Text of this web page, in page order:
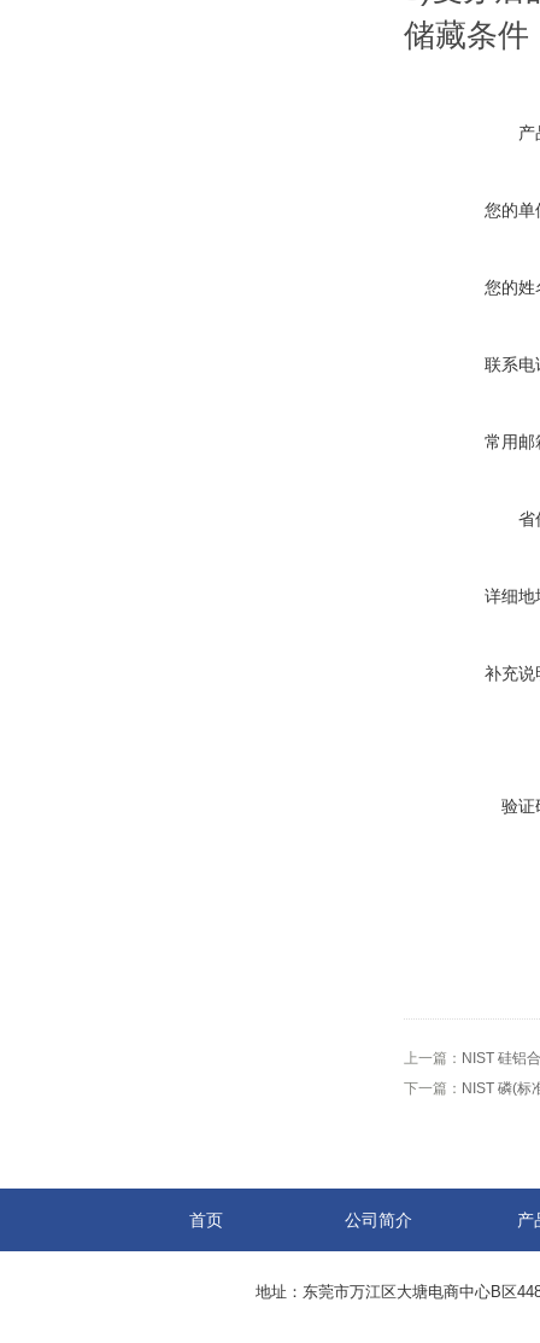
储藏条件
产
您的单
您的姓
联系电
常用邮
省
详细地
补充说
验证
上一篇： NIST 硅铝
下一篇： NIST 磷(标
首页 公司简介 产
地址：东莞市万江区大塘电商中心B区